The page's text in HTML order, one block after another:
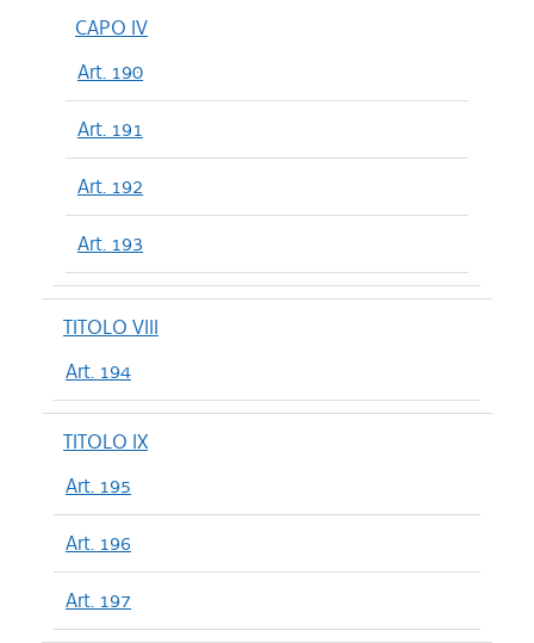
CAPO IV
Art. 190
Art. 191
Art. 192
Art. 193
TITOLO VIII
Art. 194
TITOLO IX
Art. 195
Art. 196
Art. 197